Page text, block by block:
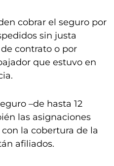
cobrar el seguro por
sin justa
contrato o por
que estuvo en
–de hasta 12
las asignaciones
la cobertura de la
afiliados.